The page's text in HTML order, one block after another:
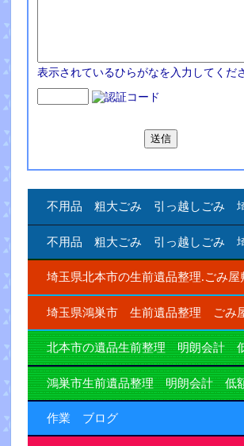
表示されているひらがなを入力してくだ
不用品 粗大ごみ 引っ越しごみ
不用品 粗大ごみ 引っ越しごみ
埼玉県北本市の生前遺品整理.ごみ屋
埼玉県鴻巣市 生前遺品整理 ごみ
北本市の遺品生前整理 明朗会計
鴻巣市生前遺品整理 明朗会計 低
作業 ブログ